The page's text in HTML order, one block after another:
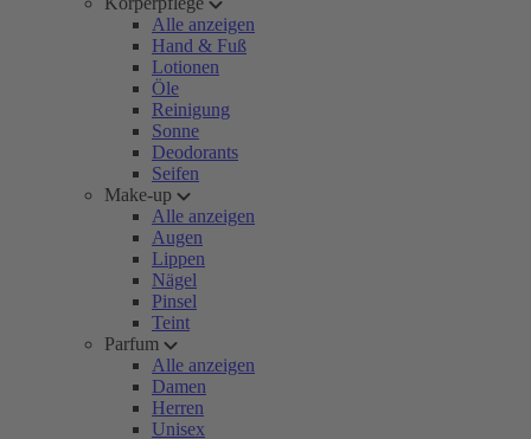
Alle anzeigen
Hand & Fuß
Lotionen
Öle
Reinigung
Sonne
Deodorants
Seifen
Make-up
Alle anzeigen
Augen
Lippen
Nägel
Pinsel
Teint
Parfum
Alle anzeigen
Damen
Herren
Unisex